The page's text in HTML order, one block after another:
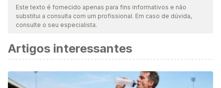
nossa equipe para garantir sua qualidade, confiabilidade,
atualidade e validade. A bibliografia deste artigo foi
cientificamente.
Landis-Shack, N. (n.d.). Science Says Marinating Meat with
Beer Can Reduce Your Cancer Risk. Retrieved October 20,
Este texto é fornecido apenas para fins informativos e não
substitui a consulta com um profissional. Em caso de dúvida,
consulte o seu especialista.
Artigos interessantes